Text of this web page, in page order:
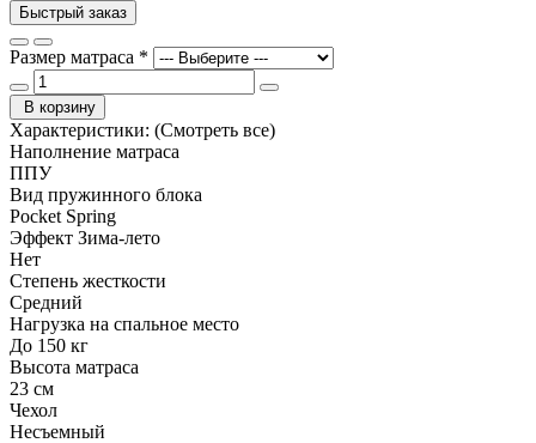
Быстрый заказ
Размер матраса *
В корзину
Характеристики: (Смотреть все)
Наполнение матраса
ППУ
Вид пружинного блока
Pocket Spring
Эффект Зима-лето
Нет
Степень жесткости
Средний
Нагрузка на спальное место
До 150 кг
Высота матраса
23 см
Чехол
Несъемный